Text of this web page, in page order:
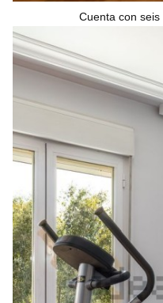
Cuenta con